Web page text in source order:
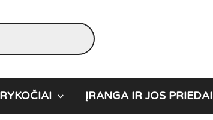
ĮRANGA IR JOS PRIEDAI